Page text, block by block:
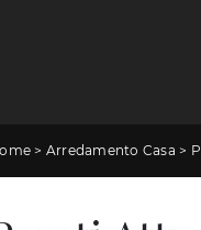
> Arredamento Casa >